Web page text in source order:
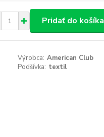
Pridať do košíka
Výrobca: American Club
Podšívka: textil